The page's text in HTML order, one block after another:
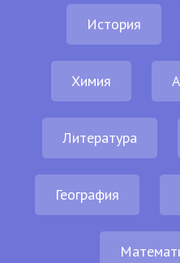
История
Химия
Литература
География